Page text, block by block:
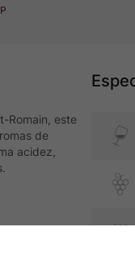
Romain, este
de
acidez,
embutidos